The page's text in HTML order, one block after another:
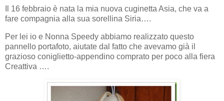
Il 16 febbraio è nata la mia nuova cuginetta Asia, che va a
fare compagnia alla sua sorellina Siria….
Per lei io e Nonna Speedy abbiamo realizzato questo
pannello portafoto, aiutate dal fatto che avevamo già il
grazioso coniglietto-appendino comprato per poco alla fiera
Creattiva ….